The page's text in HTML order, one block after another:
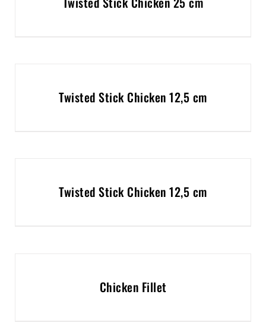
Twisted Stick Chicken 12,5 cm
Twisted Stick Chicken 12,5 cm
Chicken Fillet